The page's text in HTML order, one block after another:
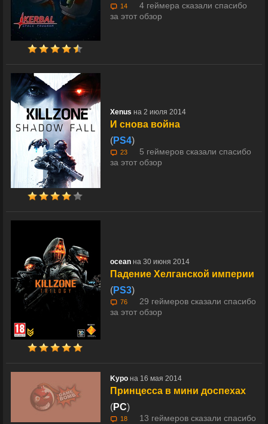
14
4 геймера сказали спасибо
за этот обзор
Xenus на 2 июля 2014
И снова война
(PS4)
23
5 геймеров сказали спасибо
за этот обзор
ocean на 30 июня 2014
Падение Хелганской империи
(PS3)
76
29 геймеров сказали спасибо
за этот обзор
Kypo на 16 мая 2014
Принцесса в мини доспехах
(PC)
18
13 геймеров сказали спасибо